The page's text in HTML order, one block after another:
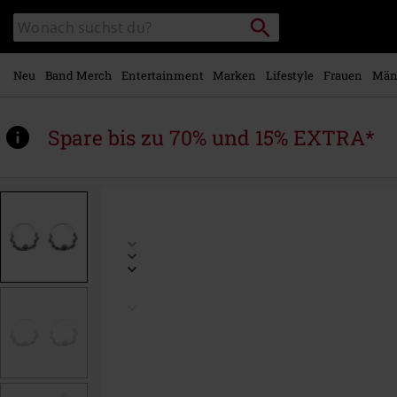
Hauptinhalt
springen
Katalog
durchsuchen
Packstation
suchen
Neu Band Merch Entertainment Marken Lifestyle Frauen
Spare bis zu 70% und 15% EXTRA*
www.emp.at/p/totenk%C3%B6pfe/580021St.html